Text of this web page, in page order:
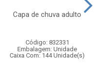
Capa de chuva adulto
Código: 832331
Embalagem: Unidade
Caixa Com: 144 Unidade(s)